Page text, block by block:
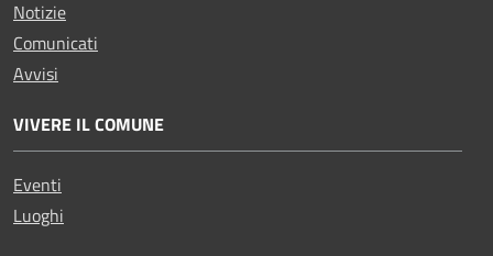
Notizie
Comunicati
Avvisi
VIVERE IL COMUNE
Eventi
Luoghi